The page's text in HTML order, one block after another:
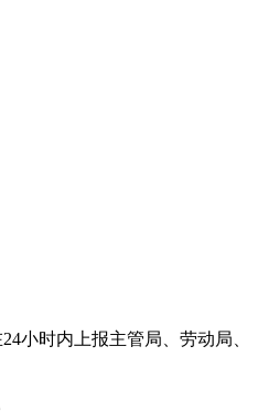
小时内上报主管局、劳动局、